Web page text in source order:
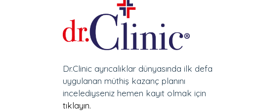
Dr.Clinic ayrıcalıklar dünyasında ilk defa
uygulanan müthiş kazanç planını
incelediyseniz hemen kayıt olmak için
tıklayın.